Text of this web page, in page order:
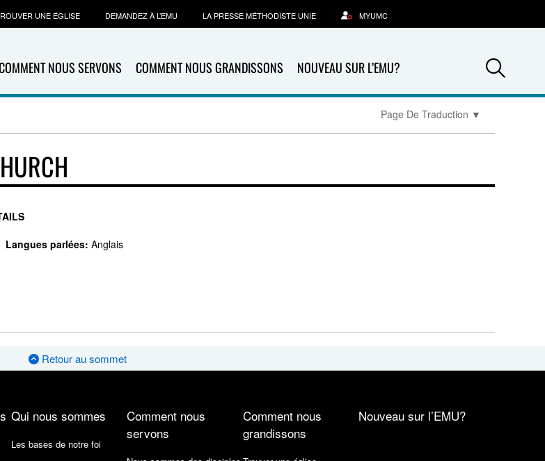
NOUS SERVONS COMMENT NOUS GRANDISSONS NOUVEAU SUR L’EMU?
UNE ÉGLISE DEMANDEZ À L’EMU LA PRESSE MÉTHODISTE UNIE MYUMC
Page De Traduction ▼
Langues parlées: Anglais
Retour au sommet
Qui nous sommes
Les bases de notre foi
Comment nous
servons
Comment nous
grandissons
Nouveau sur l’EMU?